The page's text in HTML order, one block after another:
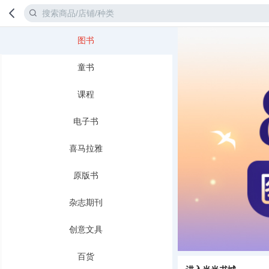
图书
童书
课程
电子书
喜马拉雅
原版书
杂志期刊
创意文具
百货